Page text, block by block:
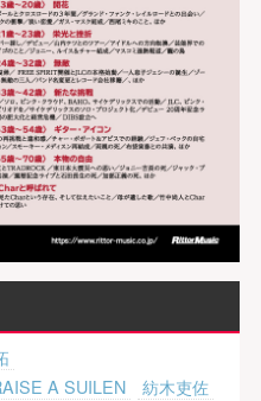
A SUILEN
紡木吏佐